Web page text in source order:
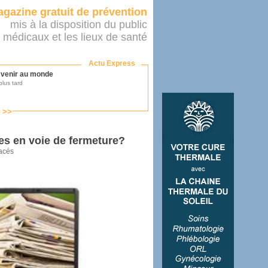
gratuit de prévention
mis à la disposition du public
et les lieux de santé
Actu Express
>>
au monde
tard
par le ministère...
2016
en voie de fermeture?